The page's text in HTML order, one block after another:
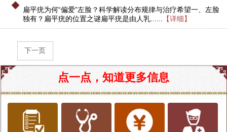
扁平疣为何“偏爱”左脸？科学解读分布规律与治疗希望一、左脸
独有？扁平疣的位置之谜扁平疣是由人乳......
【详细】
下一页
点一点，知道更多信息